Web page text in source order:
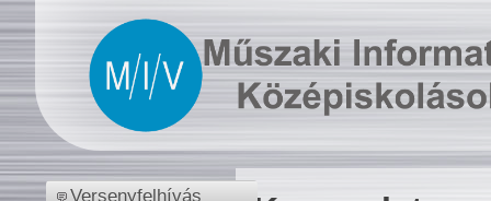
Versenyfelhívás